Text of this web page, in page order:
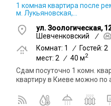
1 комная квартира после
м. Лукьяновская,...
ул. Зоологическая,
Шевченковский
/
Комнат: 1
/ Гостей: 2
мест: 2
/ 40 м2
Сдам посуточно 1 комн.
квартиру в Киеве можно по